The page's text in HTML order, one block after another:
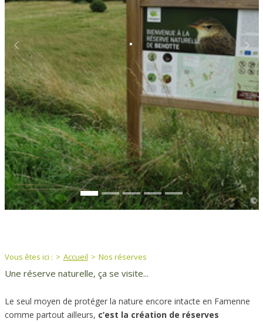
.
Previous Next
You are here:
Vous êtes ici : Accueil Nos réserves
Une réserve naturelle, ça se visite...
Le seul moyen de protéger la nature encore intacte en Famenne
comme partout ailleurs, c’est la création de réserves